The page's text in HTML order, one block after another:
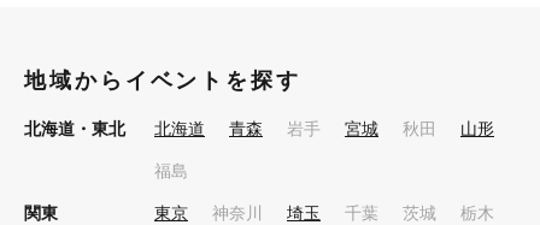
地域からイベントを探す
北海道・東北 北海道 青森 岩手 宮城 秋田 山形
福島
関東 東京 神奈川 埼玉 千葉 茨城 栃木